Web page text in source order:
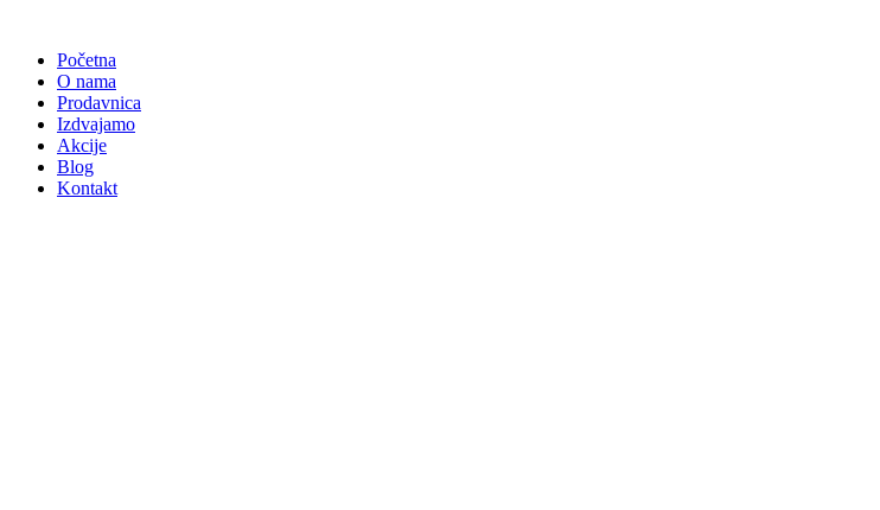
sadržajPočetna
O nama
Prodavnica
Izdvajamo
Akcije
Blog
Kontakt